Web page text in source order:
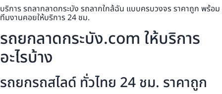
บริการ รถลากลาดกระบัง รถลากใกล้ฉัน แบบครบวงจร ราคาถูก พร้อม
ทีมงานคอยให้บริการ 24 ชม.
รถยกลาดกระบัง.com ให้บริการ
อะไรบ้าง
รถยกรถสไลด์ ทั่วไทย 24 ชม. ราคาถูก